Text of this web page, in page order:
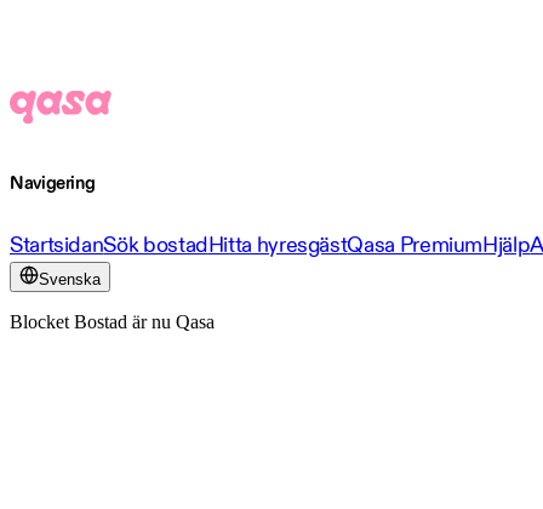
Navigering
StartsidanSök bostadHitta hyresgästQasa PremiumHjälp
Svenska
Blocket Bostad är nu Qasa